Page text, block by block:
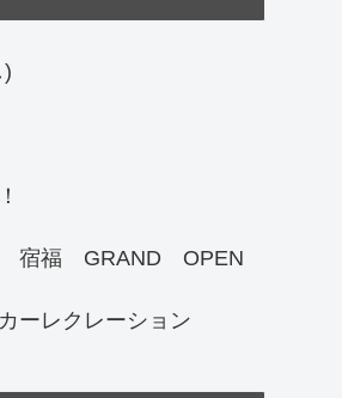
宿福 GRAND OPEN
ーレクレーション